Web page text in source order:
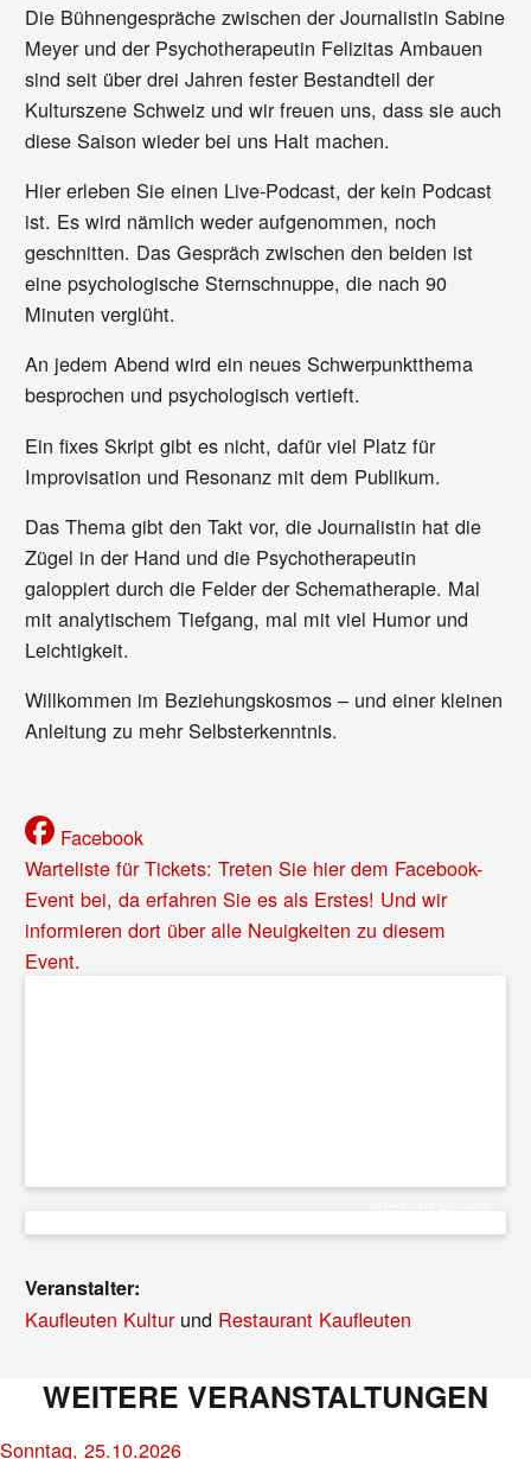
Die Bühnengespräche zwischen der Journalistin Sabine
Meyer und der Psychotherapeutin Felizitas Ambauen
sind seit über drei Jahren fester Bestandteil der
Kulturszene Schweiz und wir freuen uns, dass sie auch
diese Saison wieder bei uns Halt machen.
Hier erleben Sie einen Live-Podcast, der kein Podcast
ist. Es wird nämlich weder aufgenommen, noch
geschnitten. Das Gespräch zwischen den beiden ist
eine psychologische Sternschnuppe, die nach 90
Minuten verglüht.
An jedem Abend wird ein neues Schwerpunktthema
besprochen und psychologisch vertieft.
Ein fixes Skript gibt es nicht, dafür viel Platz für
Improvisation und Resonanz mit dem Publikum.
Das Thema gibt den Takt vor, die Journalistin hat die
Zügel in der Hand und die Psychotherapeutin
galoppiert durch die Felder der Schematherapie. Mal
mit analytischem Tiefgang, mal mit viel Humor und
Leichtigkeit.
Willkommen im Beziehungskosmos – und einer kleinen
Anleitung zu mehr Selbsterkenntnis.
Facebook
Warteliste für Tickets: Treten Sie hier dem Facebook-
Event bei, da erfahren Sie es als Erstes! Und wir
informieren dort über alle Neuigkeiten zu diesem
Event.
Veranstalter:
Kaufleuten Kulturund Restaurant Kaufleuten
WEITERE VERANSTALTUNGEN
Sonntag, 25.10.2026